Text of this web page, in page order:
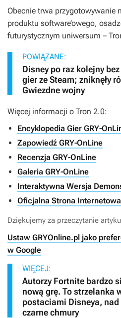
Obecnie trwa przygotowywanie
produktu software’owego,
futurystycznym uniwersum –
POWIĄZANE:
Disney po raz kolejny
gier ze Steam; zniknęły
Gwiezdne wojny
Więcej informacji o Tron 2.0:
Encyklopedia Gier GRY-
Zapowiedź GRY-OnLine
Recenzja GRY-OnLine
Galeria GRY-OnLine
Interaktywna Wersja
Oficjalna Strona Internetowa
Dziękujemy za przeczytanie
Ustaw GRYOnline.pl jako
w Google
WIĘCEJ:
Autorzy Fortnite bardzo
nową grę. To strzelanka
postaciami Disneya,
czarne chmury